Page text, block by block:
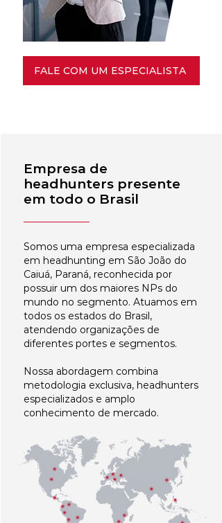
FALE COM UM ESPECIALISTA
Empresa de
headhunters presente
em todo o Brasil
Somos uma empresa especializada
em headhunting em São João do
Caiuá, Paraná, reconhecida por
possuir um dos maiores NPs do
mundo no segmento. Atuamos em
todos os estados do Brasil,
atendendo organizações de
diferentes portes e segmentos.
Nossa abordagem combina
metodologia exclusiva, headhunters
especializados e amplo
conhecimento de mercado.